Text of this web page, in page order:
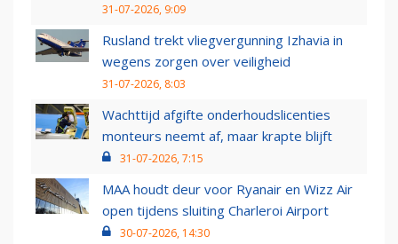
31-07-2026, 9:09
Rusland trekt vliegvergunning Izhavia in
wegens zorgen over veiligheid
31-07-2026, 8:03
Wachttijd afgifte onderhoudslicenties
monteurs neemt af, maar krapte blijft
31-07-2026, 7:15
MAA houdt deur voor Ryanair en Wizz Air
open tijdens sluiting Charleroi Airport
30-07-2026, 14:30